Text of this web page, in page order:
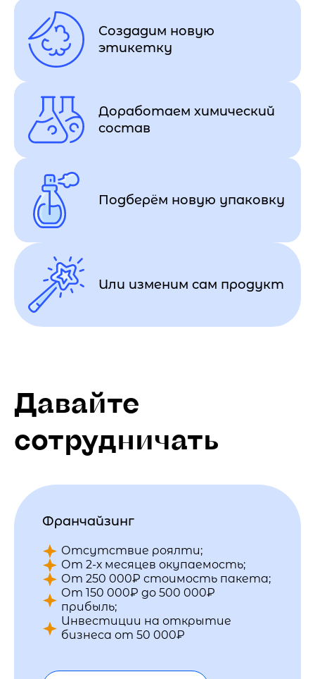
Создадим новую
этикетку
Доработаем химический
состав
Подберём новую упаковку
Или изменим сам продукт
Давайте
сотрудничать
Франчайзинг
Отсутствие роялти;
От 2-х месяцев окупаемость;
От 250 000₽ стоимость пакета;
От 150 000₽ до 500 000₽
прибыль;
Инвестиции на открытие
бизнеса от 50 000₽